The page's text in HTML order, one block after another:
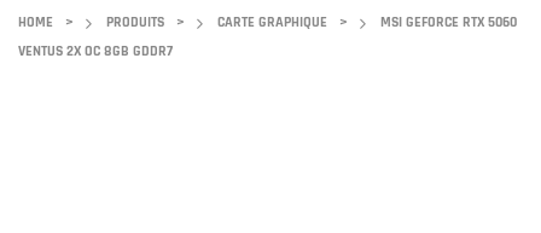
HOME > PRODUITS > CARTE GRAPHIQUE >
MSI GEFORCE RTX 5060
VENTUS 2X OC 8GB GDDR7